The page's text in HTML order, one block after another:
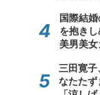
国際結
を抱き
美男美
三田寛
なたた